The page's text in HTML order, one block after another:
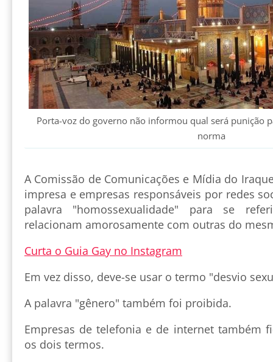
Porta-voz do governo não informou qual será punição
norma
A Comissão de Comunicações e Mídia do
impresa e empresas responsáveis por redes
palavra "homossexualidade" para se
relacionam amorosamente com outras do
Curta o Guia Gay no Instagram
Em vez disso, deve-se usar o termo "desvio
A palavra "gênero" também foi proibida.
Empresas de telefonia e de internet também
os dois termos.